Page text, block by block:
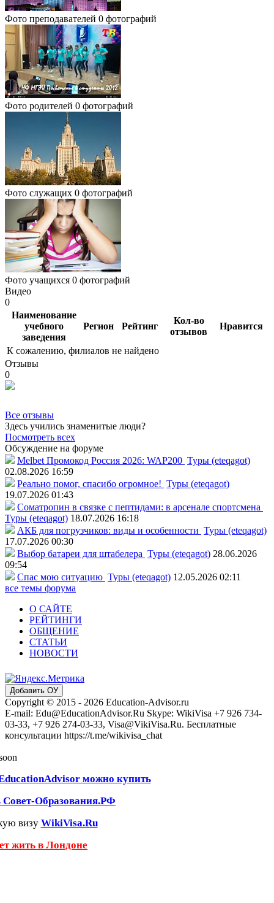
Фото преподавателей 0 фотографий
Фото родителей 0 фотографий
Фото служащих 0 фотографий
Фото учащихся 0 фотографий
Видео
0
Наименование
учебного
заведения
Регион Рейтинг
Кол-во
отзывов
Нравится
К сожалению, филиалов не найдено
Отзывы
0
Все отзывы
Здесь учились знаменитые люди?
Посмотреть всех
Обсуждение на форуме
Melbet Промокод Россия 2026: WAP200 Туры (eteqagot)
02.08.2026 16:59
Реально помог, спасибо огромное! Туры (eteqagot)
19.07.2026 01:43
Соматропин в связке с пептидами: в арсенале спортсмена
Туры (eteqagot) 18.07.2026 16:18
АКБ для погрузчиков: виды и особенности Туры (eteqagot)
17.07.2026 00:30
Выбор батареи для штабелера Туры (eteqagot) 28.06.2026
09:54
Спас мою ситуацию Туры (eteqagot) 12.05.2026 02:11
все темы форума
О САЙТЕ
РЕЙТИНГИ
ОБЩЕНИЕ
СТАТЬИ
НОВОСТИ
Добавить ОУ
Copyright © 2015 - 2026 Education-Advisor.ru
E-mail: Edu@EducationAdvisor.Ru Skype: WikiVisa +7 926 734-
03-33, +7 926 274-03-33, Visa@VikiVisa.Ru. Бесплатные
консультации https://t.me/wikivisa_chat
можно купить
Совет-Образования.РФ
визу WikiVisa.Ru
жить в Лондоне